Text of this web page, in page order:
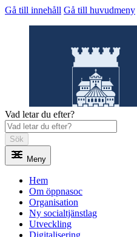
Gå till innehåll Gå till huvudmeny
Öppnasoc
Vad letar du efter?
Sök
Meny
Hem
Om öppnasoc
Organisation
Ny socialtjänstlag
Utveckling
Digitalisering